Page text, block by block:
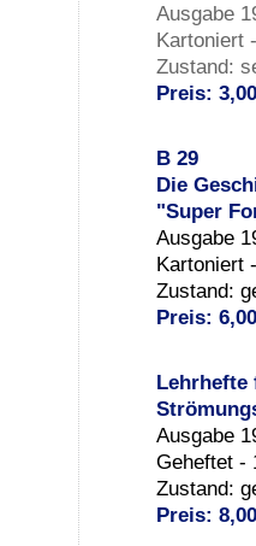
Ausgabe
Kartoniert
Zustand:
Preis:
B 29
Die
"Super
Ausgabe
Kartoniert
Zustand:
Preis:
Lehrhefte
Ausgabe
Geheftet -
Zustand:
Preis: